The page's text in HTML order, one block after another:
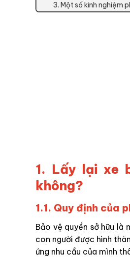
3. Một số kinh nghiệm
1. Lấy lại xe
không?
1.1. Quy định của
Bảo vệ quyền sở hữu là
con người được hình
ứng nhu cầu của mình